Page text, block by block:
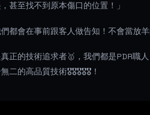
甚至找不到原本傷口的位置！」
都會在事前跟客人做告知！不會當放
正的技術追求者🥇，我們都是PDR職
二的高品質技術🎖🎖🎖🎖🎖！